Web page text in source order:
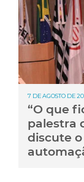
7 DE AGOSTO DE
“O que
palestra
discute